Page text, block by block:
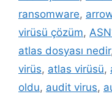
ransomware,
virüsü çözüm,
atlas dosyası nedir
virüs, atlas virüsü,
oldu, audit virus,